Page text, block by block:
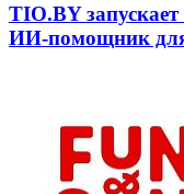
TIO.BY
ИИ-помощник для